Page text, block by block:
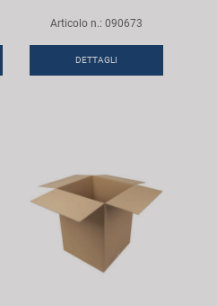
Articolo n.: 090673
DETTAGLI